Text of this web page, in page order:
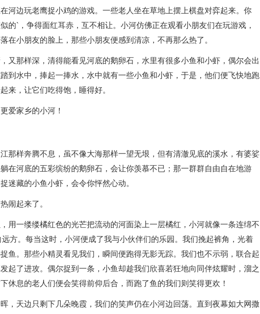
河边玩老鹰捉小鸡的游戏。一些老人坐在草地上摆上棋盘对弈起来。你
的`，争得面红耳赤，互不相让。小河仿佛正在观看小朋友们在玩游戏，
在小朋友的脸上，那些小朋友便感到清凉，不再那么热了。
又那样深，清得能看见河底的鹅卵石，水里有很多小鱼和小虾，偶尔会出
到水中，捧起一捧水，水中就有一些小鱼和小虾，于是，他们便飞快地跑
来，让它们吃得饱，睡得好。
爱家乡的小河！
那样奔腾不息，虽不像大海那样一望无垠，但有清澈见底的溪水，有婆娑
在河底的五彩缤纷的鹅卵石，会让你羡慕不已；那一群群自由自在地游
迷藏的小鱼小虾，会令你怦然心动。
闹起来了。
用一缕缕橘红色的光芒把流动的河面染上一层橘红，小河就像一条连绵不
方。每当这时，小河便成了我与小伙伴们的乐园。我们挽起裤角，光着
鱼。那些小精灵看见我们，瞬间便跑得无影无踪。我们也不示弱，联合起
了进攻。偶尔捉到一条，小鱼却趁我们欣喜若狂地向同伴炫耀时，溜之
休息的老人们便会笑得前仰后合，而跑了鱼的我们则笑得更欢！
，天边只剩下几朵晚霞，我们的笑声仍在小河边回荡。直到夜幕如大网撒